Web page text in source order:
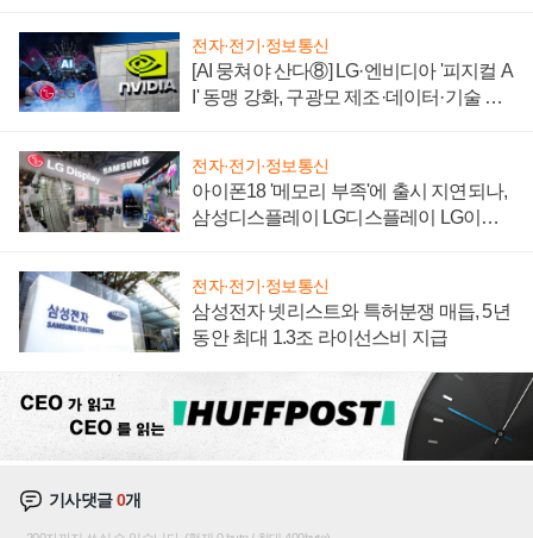
전자·전기·정보통신
[AI 뭉쳐야 산다⑧] LG·엔비디아 '피지컬 A
I' 동맹 강화, 구광모 제조·데이터·기술 결
전자·전기·정보통신
아이폰18 '메모리 부족'에 출시 지연되나,
삼성디스플레이 LG디스플레이 LG이노
전자·전기·정보통신
삼성전자 넷리스트와 특허분쟁 매듭, 5년
동안 최대 1.3조 라이선스비 지급
기사댓글0개